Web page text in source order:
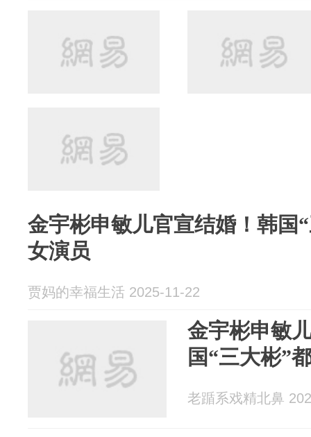
金宇彬申敏儿官宣结婚！韩国
女演员
贾妈的幸福生活 2025-11-22
金宇彬申敏
国“三大彬”
老踲系戏精北鼻